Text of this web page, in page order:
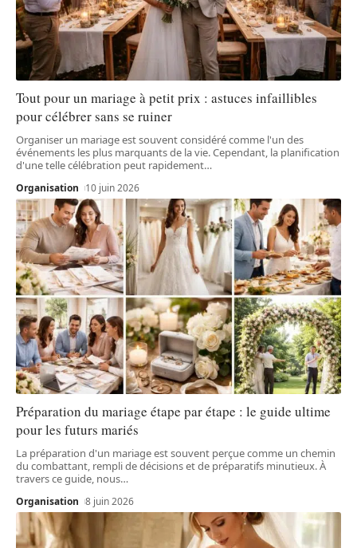
Tout pour un mariage à petit prix : astuces infaillibles
pour célébrer sans se ruiner
Organiser un mariage est souvent considéré comme l'un des
événements les plus marquants de la vie. Cependant, la planification
d'une telle célébration peut rapidement…
Organisation 10 juin 2026
Préparation du mariage étape par étape : le guide ultime
pour les futurs mariés
La préparation d'un mariage est souvent perçue comme un chemin
du combattant, rempli de décisions et de préparatifs minutieux. À
travers ce guide, nous…
Organisation 8 juin 2026